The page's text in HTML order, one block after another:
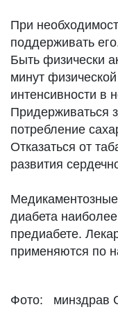
При
поддерживать
Быть физически
минут
интенсивности в
Придерживаться
потребление
Отказаться от
развития
диабета
предиабете.
применяются по
Фото: минздрав